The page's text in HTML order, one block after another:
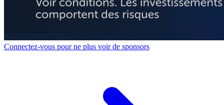
Connectez-vous pour ne plus voir de sponsors